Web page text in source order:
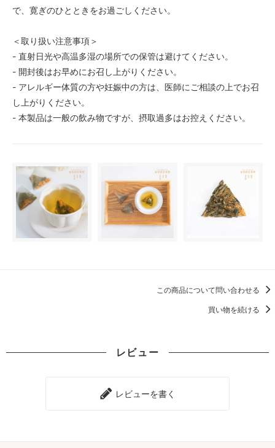
で、寛ぎのひとときをお過ごしください。
＜取り扱い注意事項＞
- 直射日光や高温多湿の場所での保管は避けてください。
- 開封後はお早めにお召し上がりください。
- アレルギー体質の方や妊娠中の方は、医師にご相談の上でお召
し上がりください。
- 本製品は一般の飲み物ですが、摂取過多はお控えください。
この商品について問い合わせる
買い物を続ける
レビュー
レビューを書く